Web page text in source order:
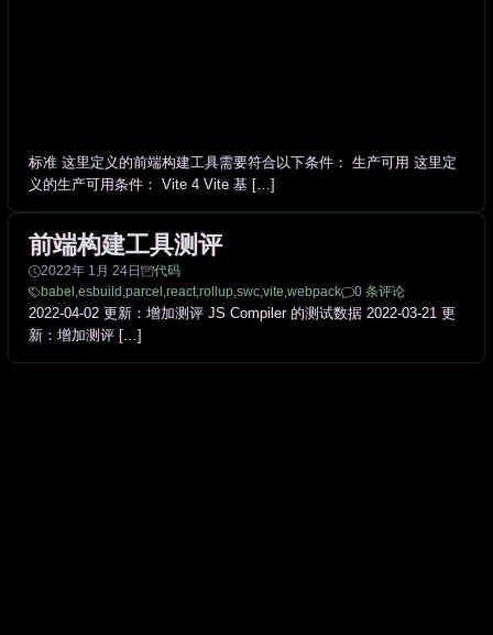
标准 这里定义的前端构建工具需要符合以下条件： 生产可用 这里定
义的生产可用条件： Vite 4 Vite 基 […]
前端构建工具测评
2022年 1月 24日
代码
babel ,esbuild ,parcel ,react,rollup,swc,vite,webpack
0 条评论
2022-04-02 更新：增加测评 JS Compiler 的测试数据 2022-03-21 更
新：增加测评 […]